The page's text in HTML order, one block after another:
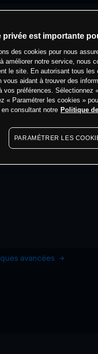
avancées
privée est importante
des cookies pour nous
améliorer notre service, nous
le site. En autorisant tous les
vous aidant à trouver des
vos préférences. Sélectionnez
« Paramétrer les cookies »
consultant notre Politique
PARAMÉTRER LES